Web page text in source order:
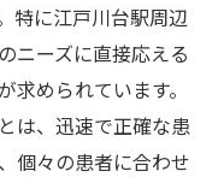
特に江戸川台駅周辺
ニーズに直接応える
められています。
は、迅速で正確な患
個々の患者に合わせ